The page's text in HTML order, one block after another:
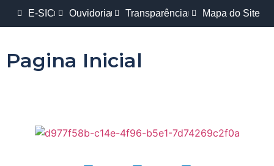
E-SIC Ouvidoria Transparência Mapa do Site
Pagina Inicial